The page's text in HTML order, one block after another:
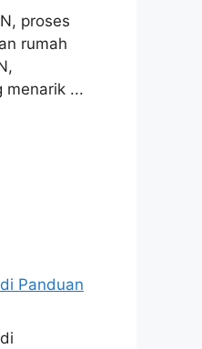
proses
rumah
menarik ...
Panduan